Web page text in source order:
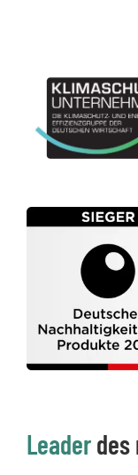
Leaderdes